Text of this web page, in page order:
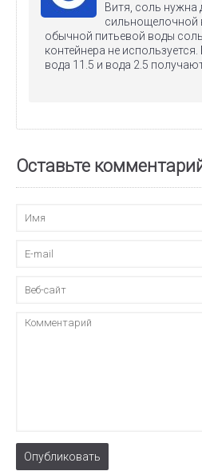
Витя, соль нужна
сильнощелочной
обычной питьевой воды
контейнера не
вода 11.5 и вода 2.5
Оставьте
Опубликовать